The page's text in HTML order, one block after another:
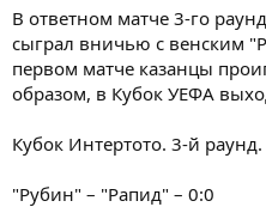
В ответном матче 3-го
сыграл вничью с венским
первом матче казанцы
образом, в Кубок УЕФА
Кубок Интертото. 3-й
"Рубин" – "Рапид" – 0:0